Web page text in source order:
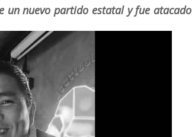
un nuevo partido estatal y fue atacado